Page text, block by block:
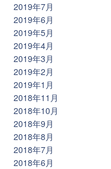
2019年7月
2019年6月
2019年5月
2019年4月
2019年3月
2019年2月
2019年1月
2018年11月
2018年10月
2018年9月
2018年8月
2018年7月
2018年6月